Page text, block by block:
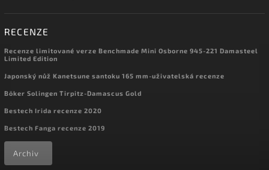
RECENZE
Recenze limitované verze Benchmade Mini Osborne 945-221 Damasteel
Limited Edition
Japonský nůž Kanetsune santoku 165 mm-uživatelská recenze
Böker Solingen Tirpitz-Damascus Gold
Bestech Irida recenze 2020
Bestech Fanga recenze 2019
Archiv